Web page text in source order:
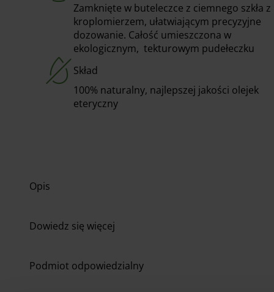
Zamknięte w buteleczce z ciemnego szkła z
kroplomierzem, ułatwiającym precyzyjne
dozowanie. Całość umieszczona w
ekologicznym, tekturowym pudełeczku
Skład
100% naturalny, najlepszej jakości olejek
eteryczny
Opis
Dowiedz się więcej
Podmiot odpowiedzialny